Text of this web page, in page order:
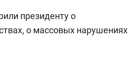
президенту о
о массовых нарушениях